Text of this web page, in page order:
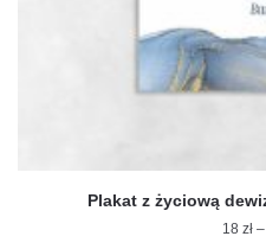
Plakat z życiową
18 zł –